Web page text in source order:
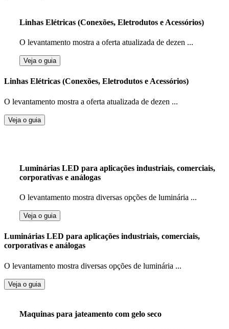
Linhas Elétricas (Conexões, Eletrodutos e Acessórios)
O levantamento mostra a oferta atualizada de dezen ...
Veja o guia
Linhas Elétricas (Conexões, Eletrodutos e Acessórios)
O levantamento mostra a oferta atualizada de dezen ...
Veja o guia
Luminárias LED para aplicações industriais, comerciais,
corporativas e análogas
O levantamento mostra diversas opções de luminária ...
Veja o guia
Luminárias LED para aplicações industriais, comerciais,
corporativas e análogas
O levantamento mostra diversas opções de luminária ...
Veja o guia
Maquinas para jateamento com gelo seco